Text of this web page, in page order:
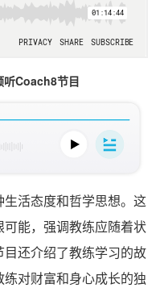
听Coach8节目
活态度和哲学思想。这
能，强调教练应随着状
还介绍了教练学习的故
对财富和身心成长的独